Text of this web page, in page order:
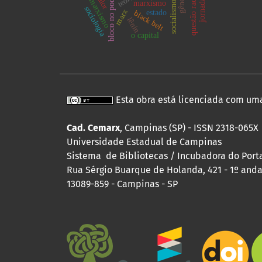
estado
bloco no poder marxismo
marxismo socialismo
marx
sociologia black belt
lênin questão racial
o capital
Esta obra está licenciada com
Cad. Cemarx, Campinas (SP) - ISSN 2318-065X
Universidade Estadual de Campinas
Sistema de Bibliotecas / Incubadora do
Rua Sérgio Buarque de Holanda, 421 - 1º
13089-859 - Campinas - SP